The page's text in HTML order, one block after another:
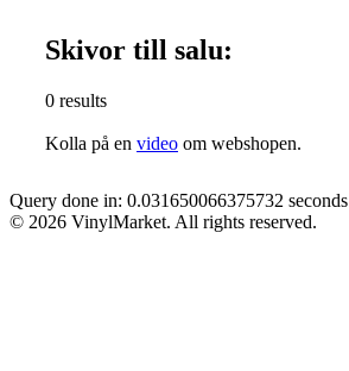
Skivor till salu:
0 results
Kolla på en video om webshopen.
Query done in: 0.031650066375732 seconds
© 2026 VinylMarket. All rights reserved.